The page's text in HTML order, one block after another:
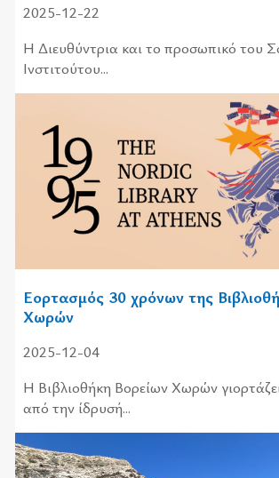
2025-12-22
Η Διευθύντρια και το προσωπικό του
Ινστιτούτου...
Εορτασμός 30 χρόνων της
Χωρών
2025-12-04
Η Βιβλιοθήκη Βορείων Χωρών
από την ίδρυσή...